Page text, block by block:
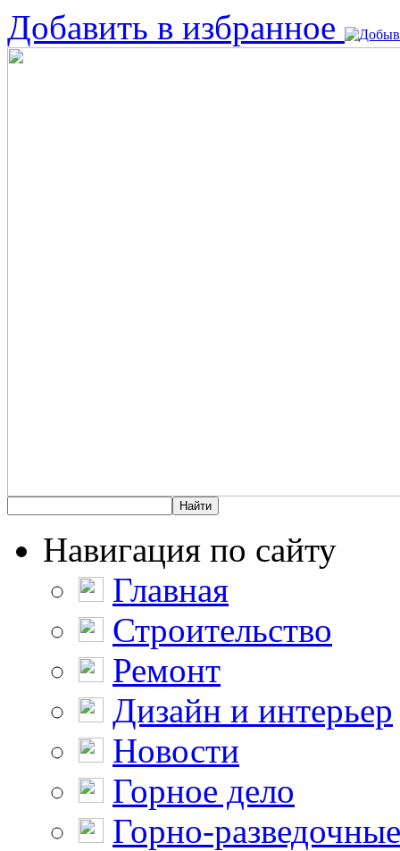
Добавить в избранное
Навигация по сайту
Главная
Строительство
Ремонт
Дизайн и интерьер
Новости
Горное дело
Горно-